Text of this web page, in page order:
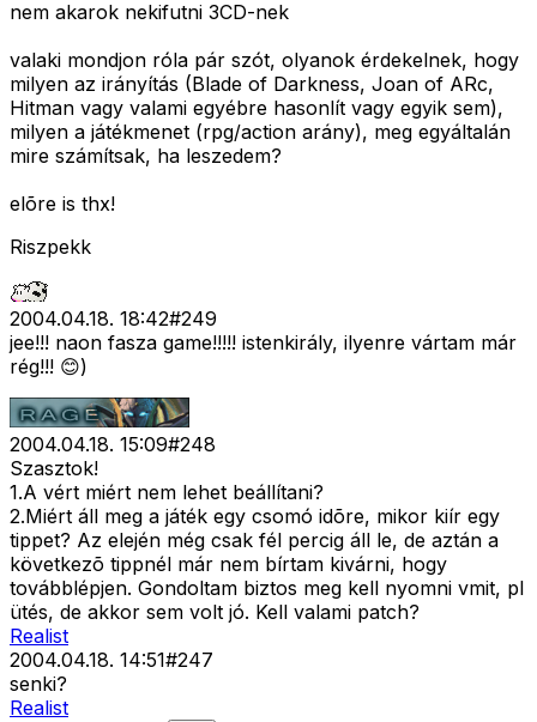
nem akarok nekifutni 3CD-nek
valaki mondjon róla pár szót, olyanok érdekelnek, hogy
milyen az irányítás (Blade of Darkness, Joan of ARc,
Hitman vagy valami egyébre hasonlít vagy egyik sem),
milyen a játékmenet (rpg/action arány), meg egyáltalán
mire számítsak, ha leszedem?
elõre is thx!
Riszpekk
2004.04.18. 18:42#249
jee!!! naon fasza game!!!!! istenkirály, ilyenre vártam már
rég!!! 😊)
2004.04.18. 15:09#248
Szasztok!
1.A vért miért nem lehet beállítani?
2.Miért áll meg a játék egy csomó idõre, mikor kiír egy
tippet? Az elején még csak fél percig áll le, de aztán a
következõ tippnél már nem bírtam kivárni, hogy
továbblépjen. Gondoltam biztos meg kell nyomni vmit, pl
ütés, de akkor sem volt jó. Kell valami patch?
Realist
2004.04.18. 14:51#247
senki?
Realist